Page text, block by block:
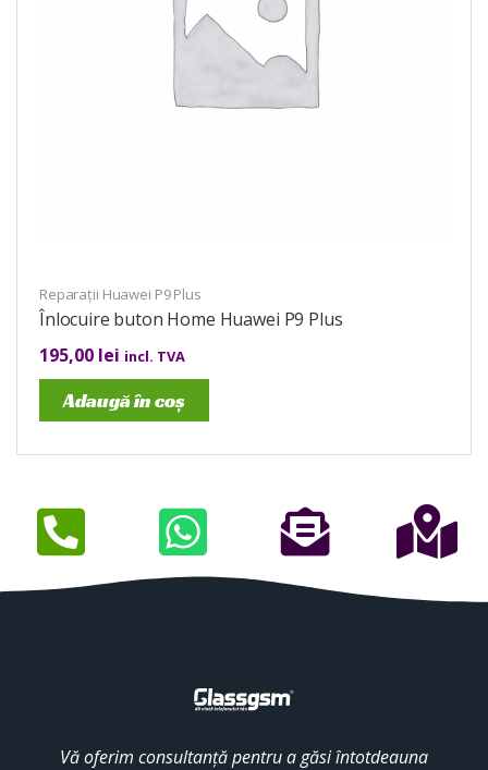
Reparații Huawei P9 Plus
Înlocuire buton Home Huawei P9 Plus
195,00 lei incl. TVA
Adaugă în coș
Vă oferim consultanță pentru a găsi întotdeauna